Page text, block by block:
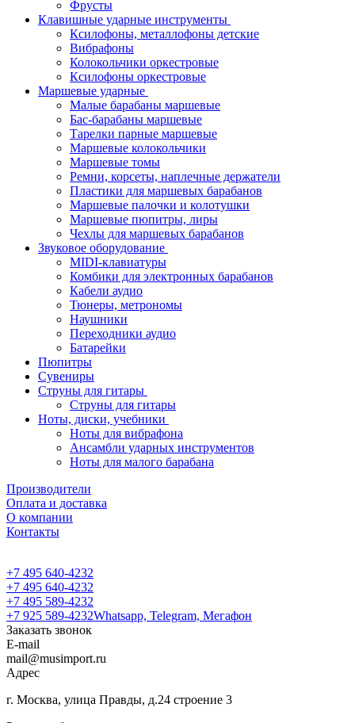
Фрусты
Клавишные ударные инструменты
Ксилофоны, металлофоны детские
Вибрафоны
Колокольчики оркестровые
Ксилофоны оркестровые
Маршевые ударные
Малые барабаны маршевые
Бас-барабаны маршевые
Тарелки парные маршевые
Маршевые колокольчики
Маршевые томы
Ремни, корсеты, наплечные держатели
Пластики для маршевых барабанов
Маршевые палочки и колотушки
Маршевые пюпитры, лиры
Чехлы для маршевых барабанов
Звуковое оборудование
MIDI-клавиатуры
Комбики для электронных барабанов
Кабели аудио
Тюнеры, метрономы
Наушники
Переходники аудио
Батарейки
Пюпитры
Сувениры
Струны для гитары
Струны для гитары
Ноты, диски, учебники
Ноты для вибрафона
Ансамбли ударных инструментов
Ноты для малого барабана
Производители
Оплата и доставка
О компании
Контакты
+7 495 640-4232
+7 495 640-4232
+7 495 589-4232
+7 925 589-4232Whatsapp, Telegram, Мегафон
Заказать звонок
E-mail
mail@musimport.ru
Адрес
г. Москва, улица Правды, д.24 строение 3